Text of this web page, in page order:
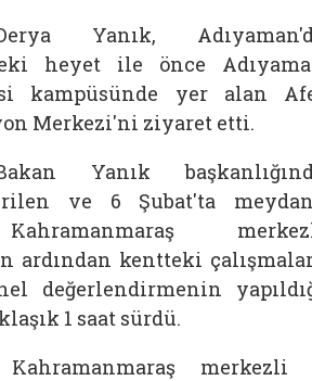
Yanık,
heyet ile önce
kampüsünde yer alan
Merkezi'ni ziyaret etti.
Yanık
ve 6 Şubat'ta
ardından kentteki
değerlendirmenin
1 saat sürdü.
Kahramanmaraş merkezli